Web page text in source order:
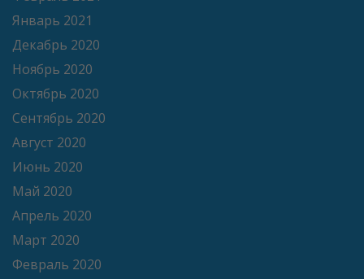
Январь 2021
Декабрь 2020
Ноябрь 2020
Октябрь 2020
Сентябрь 2020
Август 2020
Июнь 2020
Май 2020
Апрель 2020
Март 2020
Февраль 2020